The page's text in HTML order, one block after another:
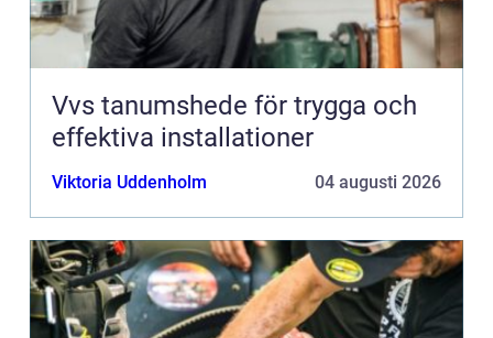
Vvs tanumshede för trygga och
effektiva installationer
Viktoria Uddenholm 04 augusti 2026